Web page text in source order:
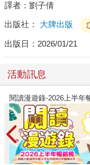
譯者： 劉子倩
出版社： 大牌出版
出版日： 2026/01/21
活動訊息